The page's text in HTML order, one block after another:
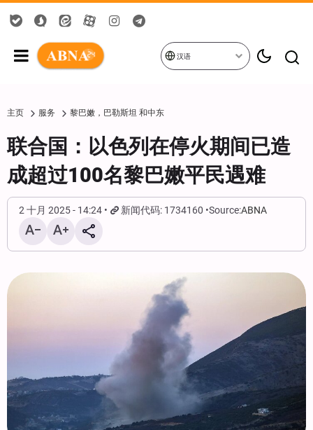
汉语
主页 服务 黎巴嫩，巴勒斯坦 和中东
联合国：以色列在停火期间已造
成超过100名黎巴嫩平民遇难
2 十月 2025 - 14:24 新闻代码: 1734160 Source:ABNA